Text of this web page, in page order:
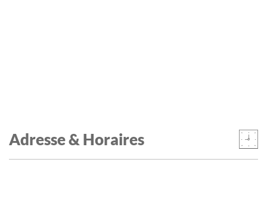
Adresse & Horaires